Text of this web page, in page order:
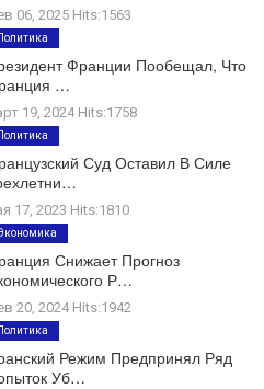
06, 2025 Hits:1563
Франции Пообещал, Что
…
19, 2024 Hits:1758
Политика
Суд Оставил В Силе
17, 2023 Hits:1810
Политика
Снижает Прогноз
Р…
20, 2024 Hits:1942
Режим Предпринял Ряд
Уб…
Политика